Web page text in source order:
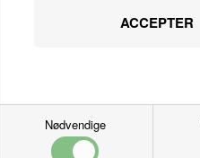
Nødvendige